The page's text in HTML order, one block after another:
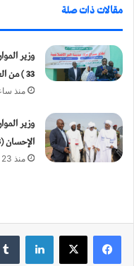
مقالات ذات صلة
وزير
33 ) من الغارمين بسجن القضارف
منذ
وزير
الإحسان (5)” بولاية القضارف بتكلفة تجاوزت 27 مليار جنيه
منذ 23 ساعة
لينكدإن